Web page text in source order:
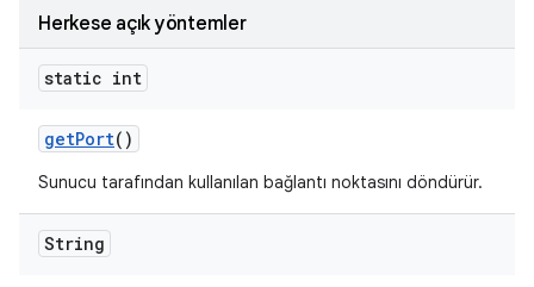
Herkese açık yöntemler
static int
getPort()
Sunucu tarafından kullanılan bağlantı noktasını döndürür.
String